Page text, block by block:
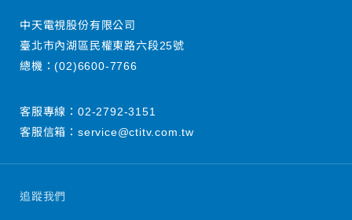
追蹤我們
中天電視股份有限公司
臺北市內湖區民權東路六段25號
總機：(02)6600-7766
客服專線： 02-2792-3151
客服信箱： service@ctitv.com.tw